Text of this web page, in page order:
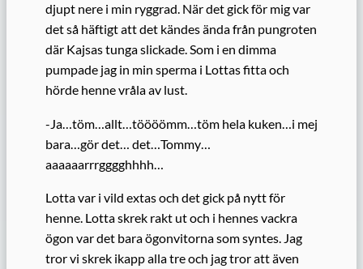
djupt nere i min ryggrad. När det gick för mig var
det så häftigt att det kändes ända från pungroten
där Kajsas tunga slickade. Som i en dimma
pumpade jag in min sperma i Lottas fitta och
hörde henne vråla av lust.
-Ja…töm…allt…töööömm…töm hela kuken…i mej
bara…gör det… det…Tommy…
aaaaaarrrgggghhhh…
Lotta var i vild extas och det gick på nytt för
henne. Lotta skrek rakt ut och i hennes vackra
ögon var det bara ögonvitorna som syntes. Jag
tror vi skrek ikapp alla tre och jag tror att även